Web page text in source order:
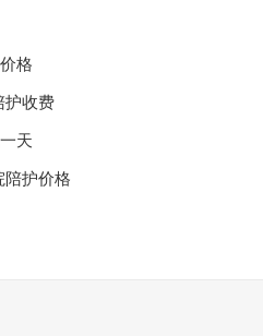
格
护收费
天
陪护价格